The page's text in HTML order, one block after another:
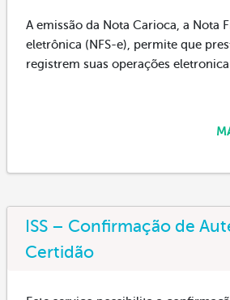
A emissão da Nota Carioca, a Nota
eletrônica (NFS-e), permite que
registrem suas operações
ISS – Confirmação de
Certidão